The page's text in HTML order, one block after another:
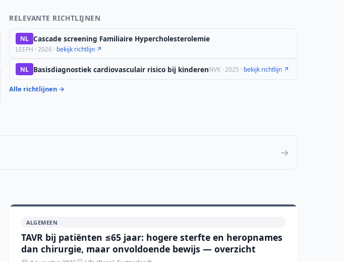
RELEVANTE RICHTLIJNEN
NL Cascade screening Familiaire Hypercholesterolemie
LEEFH · 2026 · bekijk richtlijn ↗
NL Basisdiagnostiek cardiovasculair risico bij kinderenNVK · 2025 · bekijk richtlijn ↗
Alle richtlijnen →
→
ALGEMEEN
TAVR bij patiënten ≤65 jaar: hogere sterfte en heropnames
dan chirurgie, maar onvoldoende bewijs — overzicht